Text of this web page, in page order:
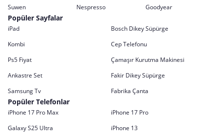
Suwen
Nespresso Goodyear
Popüler Sayfalar
iPad
Bosch Dikey Süpürge
Kombi
Cep Telefonu
Ps5 Fiyat
Çamaşır Kurutma Makinesi
Ankastre Set
Fakir Dikey Süpürge
Samsung Tv
Fabrika Çanta
Popüler Telefonlar
iPhone 17 Pro Max
iPhone 17 Pro
Galaxy S25 Ultra
iPhone 13